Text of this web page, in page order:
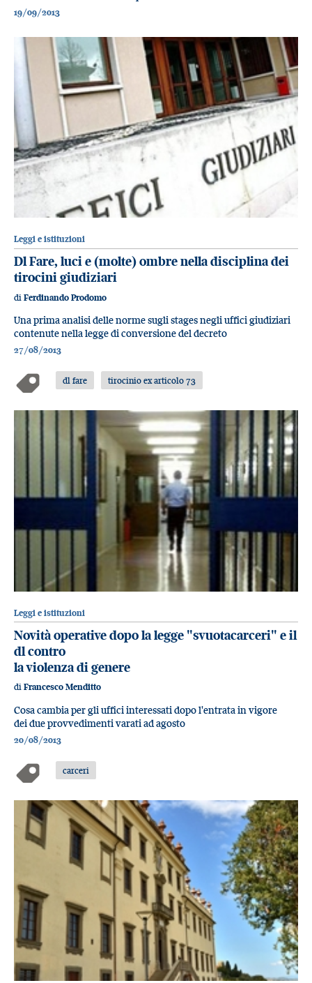
19/09/2013
Leggi e istituzioni
Dl Fare, luci e (molte) ombre nella disciplina dei
tirocini giudiziari
di Ferdinando Prodomo
Una prima analisi delle norme sugli stages negli uffici giudiziari
contenute nella legge di conversione del decreto
27/08/2013
dl fare tirocinio ex articolo 73
Leggi e istituzioni
Novità operative dopo la legge "svuotacarceri" e il
dl contro
la violenza di genere
di Francesco Menditto
Cosa cambia per gli uffici interessati dopo l'entrata in vigore
dei due provvedimenti varati ad agosto
20/08/2013
carceri